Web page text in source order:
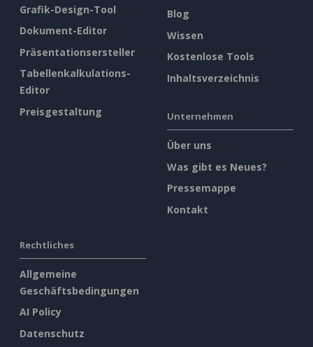
Grafik-Design-Tool
Dokument-Editor
Präsentationsersteller
Tabellenkalkulations-
Editor
Preisgestaltung
Blog
Wissen
Kostenlose Tools
Inhaltsverzeichnis
Unternehmen
Über uns
Was gibt es Neues?
Pressemappe
Kontakt
Rechtliches
Allgemeine
Geschäftsbedingungen
AI Policy
Datenschutz